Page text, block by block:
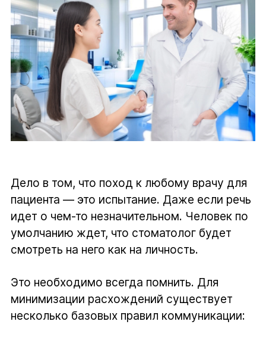
Дело в том, что поход к любому врачу для
пациента — это испытание. Даже если речь
идет о чем-то незначительном. Человек по
умолчанию ждет, что стоматолог будет
смотреть на него как на личность.
Это необходимо всегда помнить. Для
минимизации расхождений существует
несколько базовых правил коммуникации: